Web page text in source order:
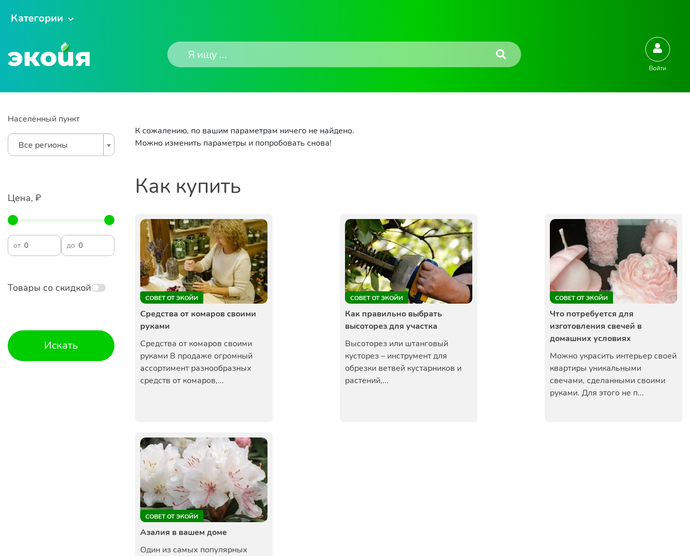
Категории
Войти
Населённый пункт
Все регионы
Цена, ₽
от до
Товары со скидкой
Искать
К сожалению, по вашим параметрам ничего не найдено.
Можно изменить параметры и попробовать снова!
Как купить
СОВЕТ ОТ ЭКОЙИ
Средства от комаров своими
руками
Средства от комаров своими
руками В продаже огромный
ассортимент разнообразных
средств от комаров,...
СОВЕТ ОТ ЭКОЙИ
Как правильно выбрать
высоторез для участка
Высоторез или штанговый
кусторез – инструмент для
обрезки ветвей кустарников и
растений,...
СОВЕТ ОТ ЭКОЙИ
Что потребуется для
изготовления свечей в
домашних условиях
Можно украсить интерьер своей
квартиры уникальными
свечами, сделанными своими
руками. Для этого не п...
СОВЕТ ОТ ЭКОЙИ
Азалия в вашем доме
Один из самых популярных